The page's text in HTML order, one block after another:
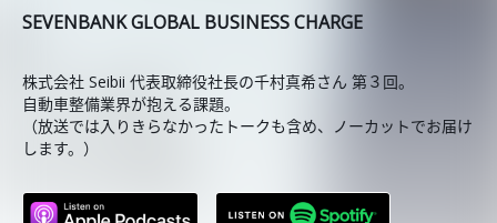
SEVENBANK GLOBAL BUSINESS CHARGE
株式会社 Seibii 代表取締役社長の千村真希さん 第３回。
自動車整備業界が抱える課題。
（放送では入りきらなかったトークも含め、ノーカットでお届け
します。）